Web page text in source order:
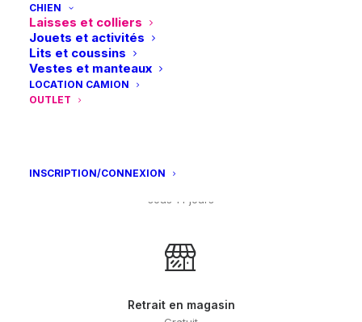
CHIEN
Laisses et colliers
Jouets et activités
Lits et coussins
Vestes et manteaux
LOCATION CAMION
OUTLET
INSCRIPTION/CONNEXION
Paiements sécurisés
Visa – MasterCard – Bancontact
sous 14 jours
Retrait en magasin